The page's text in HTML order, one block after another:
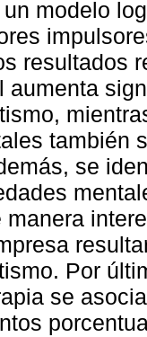
modelo
resultados
aumenta
también
se
manera
Por
se